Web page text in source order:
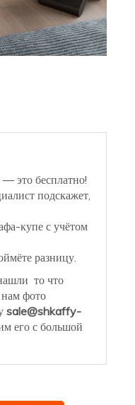
это бесплатно!
подскажет,
купе с учётом
разницу.
то что
фото
sale@shkaffy-
его с большой